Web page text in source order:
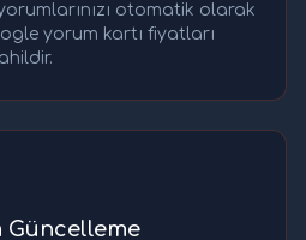
otomatik olarak
yorum kartı fiyatları